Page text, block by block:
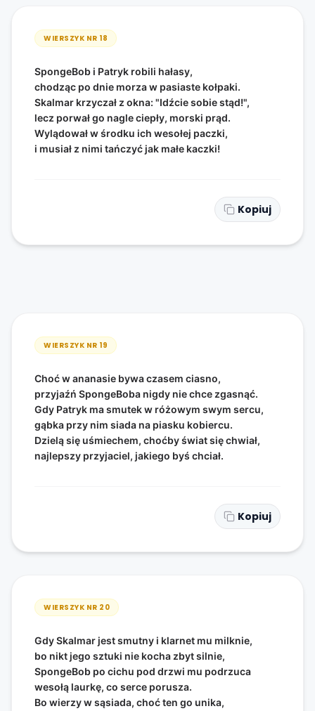
WIERSZYK NR 18
SpongeBob i Patryk robili hałasy,
chodząc po dnie morza w pasiaste kołpaki.
Skalmar krzyczał z okna: "Idźcie sobie stąd!",
lecz porwał go nagle ciepły, morski prąd.
Wylądował w środku ich wesołej paczki,
i musiał z nimi tańczyć jak małe kaczki!
Kopiuj
WIERSZYK NR 19
Choć w ananasie bywa czasem ciasno,
przyjaźń SpongeBoba nigdy nie chce zgasnąć.
Gdy Patryk ma smutek w różowym swym sercu,
gąbka przy nim siada na piasku kobiercu.
Dzielą się uśmiechem, choćby świat się chwiał,
najlepszy przyjaciel, jakiego byś chciał.
Kopiuj
WIERSZYK NR 20
Gdy Skalmar jest smutny i klarnet mu milknie,
bo nikt jego sztuki nie kocha zbyt silnie,
SpongeBob po cichu pod drzwi mu podrzuca
wesołą laurkę, co serce porusza.
Bo wierzy w sąsiada, choć ten go unika,